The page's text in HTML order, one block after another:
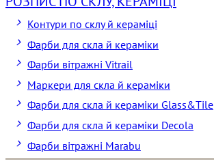
Контури по склу й кераміці
Фарби для скла й кераміки
Фарби вітражні Vitrail
Маркери для скла й кераміки
Фарби для скла й кераміки Glass&Tile
Фарби для скла й кераміки Decola
Фарби вітражні Marabu